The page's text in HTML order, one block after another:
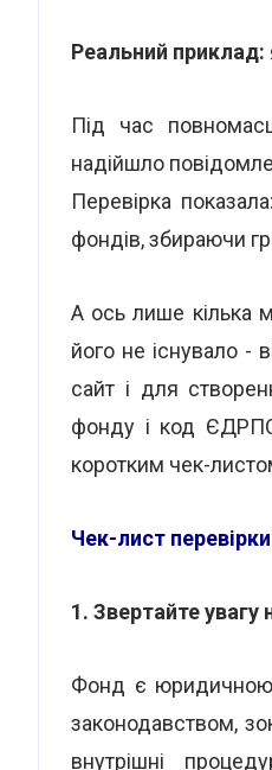
Реальний приклад:
Під час
надійшло
Перевірка
фондів, збираючи
А ось лише кілька
його не існувало -
сайт і для
фонду і код
коротким чек-
Чек-лист
1. Звертайте увагу
Фонд є юридичною
законодавством,
внутрішні